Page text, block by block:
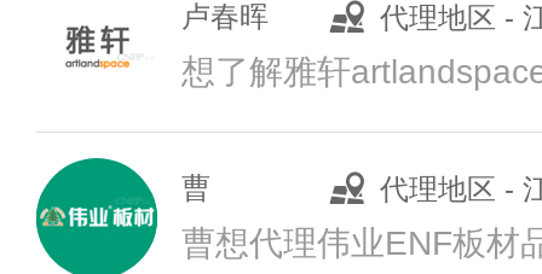
品牌电话：
推荐星级：5星
关注人数：
曹 代理地区 -
曹想代理伟业ENF板材